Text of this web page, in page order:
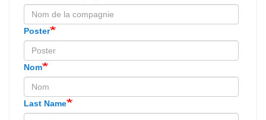
Poster
Nom
Last Name